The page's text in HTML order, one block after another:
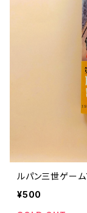
ルパン三世ゲー
¥500